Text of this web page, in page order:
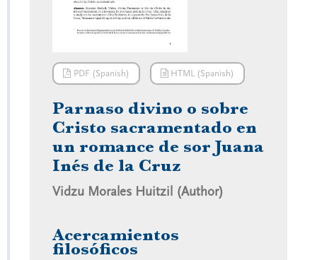
PDF (Spanish) HTML (Spanish)
Parnaso divino o sobre
Cristo sacramentado en
un romance de sor Juana
Inés de la Cruz
Vidzu Morales Huitzil (Author)
Acercamientos
filosóficos